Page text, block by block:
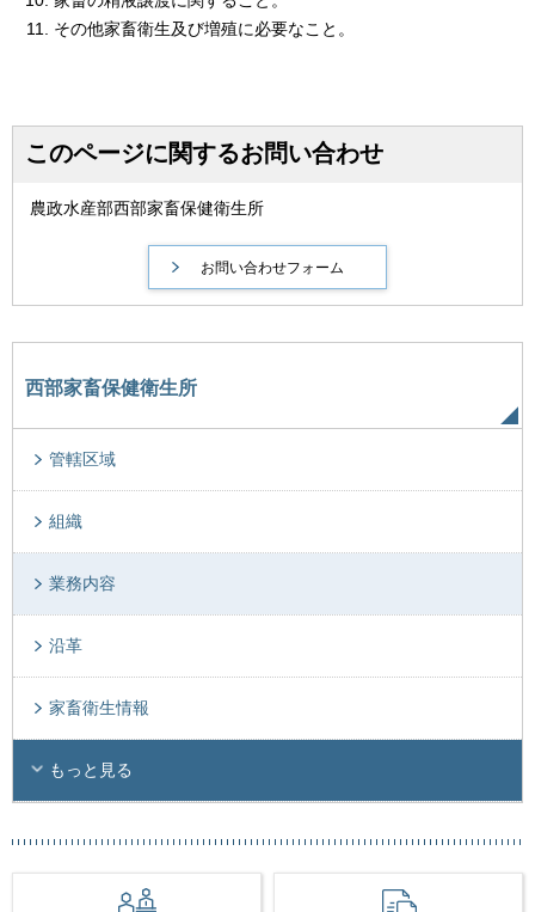
その他家畜衛生及び増殖に必要なこと。
このページに関するお問い合わせ
農政水産部西部家畜保健衛生所
西部家畜保健衛生所
管轄区域
組織
業務内容
沿革
家畜衛生情報
もっと見る